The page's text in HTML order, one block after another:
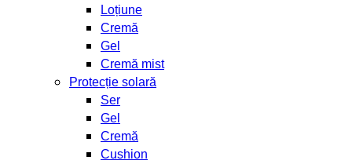
Loțiune
Cremă
Gel
Cremă mist
Protecție solară
Ser
Gel
Cremă
Cushion